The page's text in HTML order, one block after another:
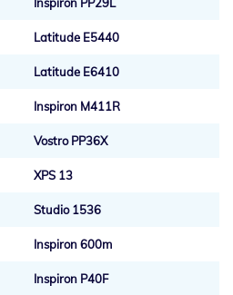
Latitude E5440
Latitude E6410
Inspiron M411R
Vostro PP36X
XPS 13
Studio 1536
Inspiron 600m
Inspiron P40F